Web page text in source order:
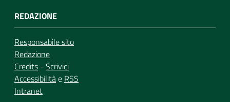
REDAZIONE
Responsabile sito
Redazione
Credits - Scrivici
Accessibilitàe RSS
Intranet